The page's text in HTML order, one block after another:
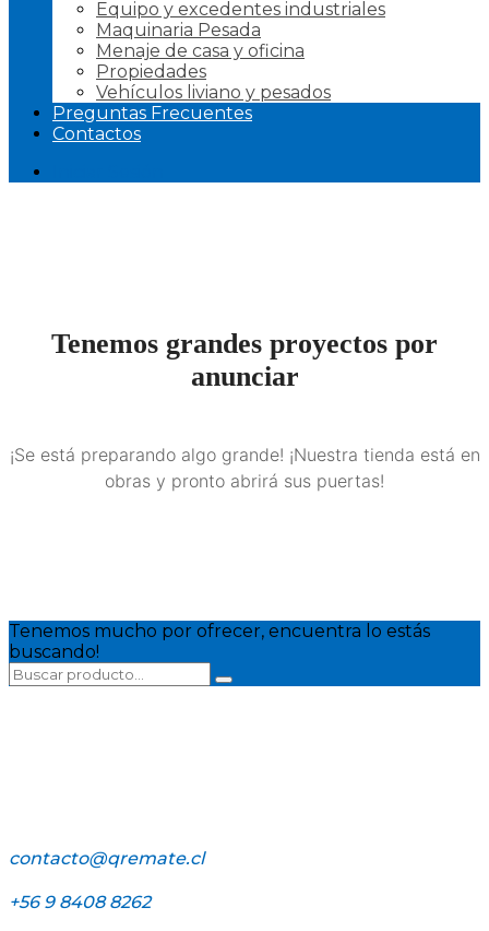
Equipo y excedentes industriales
Maquinaria Pesada
Menaje de casa y oficina
Propiedades
Vehículos liviano y pesados
Preguntas Frecuentes
Contactos
Tenemos grandes proyectos por
anunciar
¡Se está preparando algo grande! ¡Nuestra tienda está en
obras y pronto abrirá sus puertas!
Tenemos mucho por ofrecer, encuentra lo estás
buscando!
contacto@qremate.cl
+56 9 8408 8262